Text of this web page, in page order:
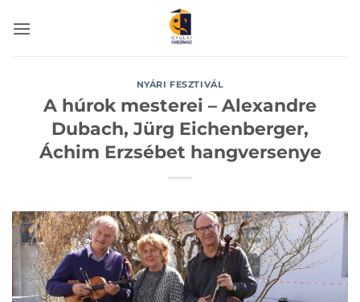
NYÁRI FESZTIVÁL
A húrok mesterei – Alexandre
Dubach, Jürg Eichenberger,
Áchim Erzsébet hangversenye